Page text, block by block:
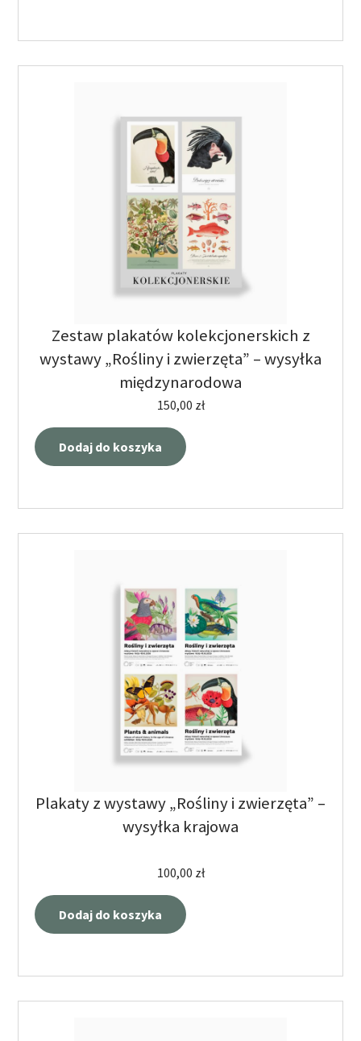
Zestaw plakatów kolekcjonerskich z
wystawy „Rośliny i zwierzęta” – wysyłka
międzynarodowa
150,00 zł
Dodaj do koszyka
Plakaty z wystawy „Rośliny i zwierzęta” –
wysyłka krajowa
100,00 zł
Dodaj do koszyka